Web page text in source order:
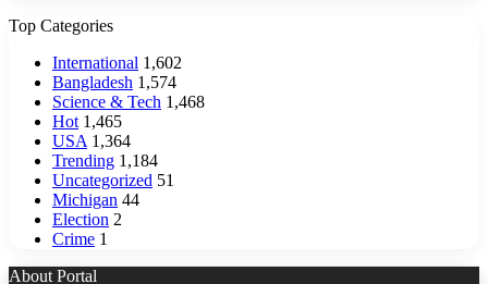
Top Categories
International 1,602
Bangladesh 1,574
Science & Tech 1,468
Hot 1,465
USA 1,364
Trending 1,184
Uncategorized 51
Michigan 44
Election 2
Crime 1
About Portal